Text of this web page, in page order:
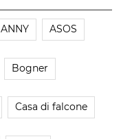
ANNY ASOS
Bogner
Casa di falcone